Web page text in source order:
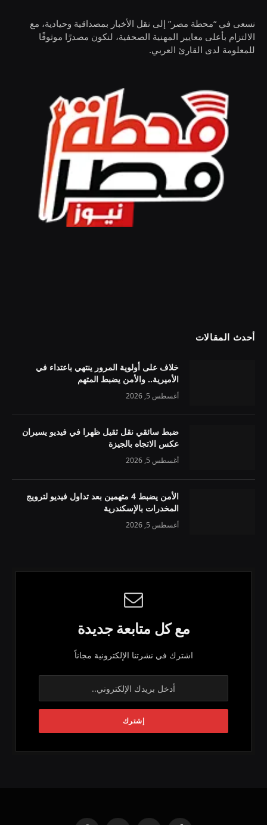
نسعى في “محطة مصر” إلى نقل الأخبار بمصداقية وحيادية، مع
الالتزام بأعلى معايير المهنية الصحفية، لنكون مصدرًا موثوقًا
للمعلومة لدى القارئ العربي.
أحدث المقالات
خلاف على أولوية المرور ينتهي باعتداء في
الأميرية.. والأمن يضبط المتهم
أغسطس 5, 2026
ضبط سائقي نقل ثقيل ظهرا في فيديو يسيران
عكس الاتجاه بالجيزة
أغسطس 5, 2026
الأمن يضبط 4 متهمين بعد تداول فيديو لترويج
المخدرات بالإسكندرية
أغسطس 5, 2026
مع كل متابعة جديدة
اشترك في نشرتنا الإلكترونية مجاناً